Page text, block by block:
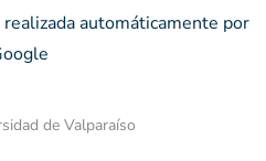
automáticamente por
de Valparaíso